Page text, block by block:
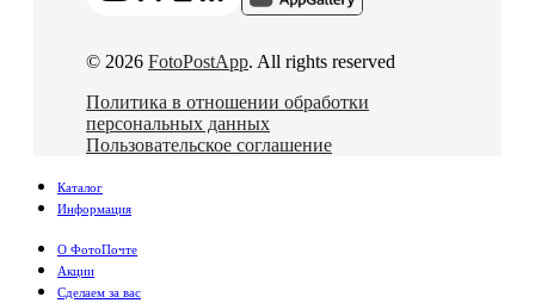
© 2026 FotoPostApp. All rights reserved
Политика в отношении обработки
персональных данных
Пользовательское соглашение
Каталог
Информация
О ФотоПочте
Акции
Сделаем за вас